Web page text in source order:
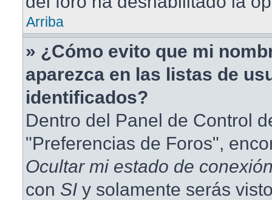
Arriba
» ¿Cómo evito que mi
aparezca en las listas de
identificados?
Dentro del Panel de Control
"Preferencias de Foros",
Ocultar mi estado de
con SI y solamente serás